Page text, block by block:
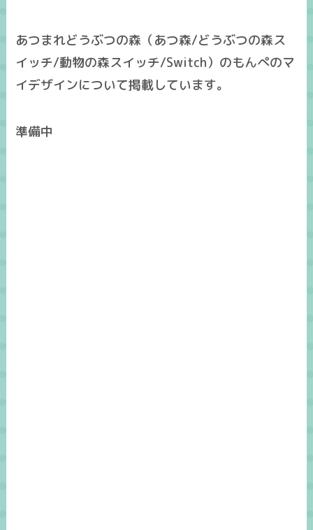
あつまれどうぶつの森（あつ森/どうぶつの森ス
イッチ/動物の森スイッチ/Switch）のもんぺのマ
イデザインについて掲載しています。
準備中